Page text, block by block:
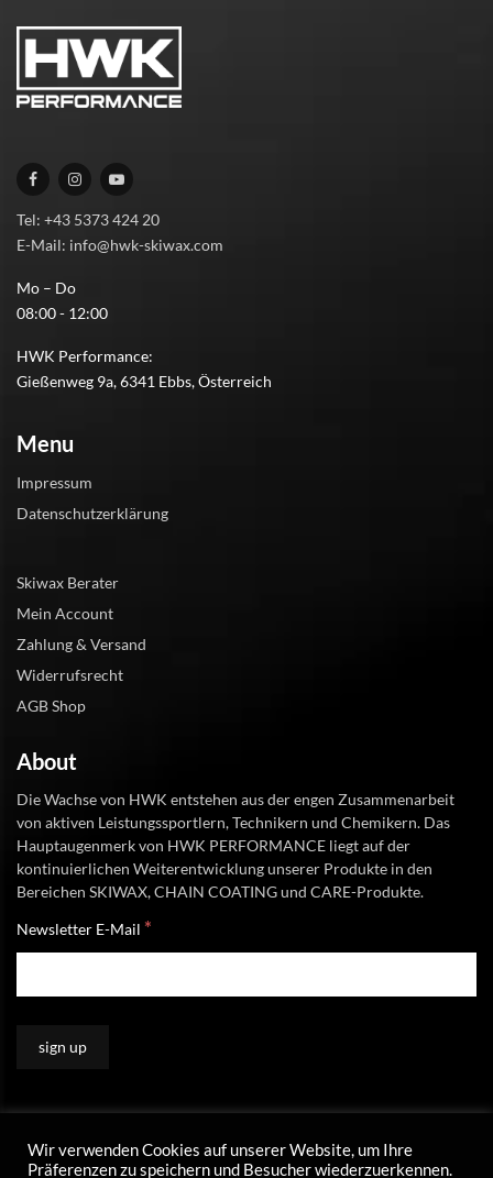
Tel: +43 5373 424 20
E-Mail: info@hwk-skiwax.com
Mo – Do
08:00 - 12:00
HWK Performance:
Gießenweg 9a, 6341 Ebbs, Österreich
Menu
Impressum
Datenschutzerklärung
Skiwax Berater
Mein Account
Zahlung & Versand
Widerrufsrecht
AGB Shop
About
Die Wachse von HWK entstehen aus der engen Zusammenarbeit
von aktiven Leistungssportlern, Technikern und Chemikern. Das
Hauptaugenmerk von HWK PERFORMANCE liegt auf der
kontinuierlichen Weiterentwicklung unserer Produkte in den
Bereichen SKIWAX, CHAIN COATING und CARE-Produkte.
Newsletter E-Mail *
Wir verwenden Cookies auf unserer Website, um Ihre
Präferenzen zu speichern und Besucher wiederzuerkennen.